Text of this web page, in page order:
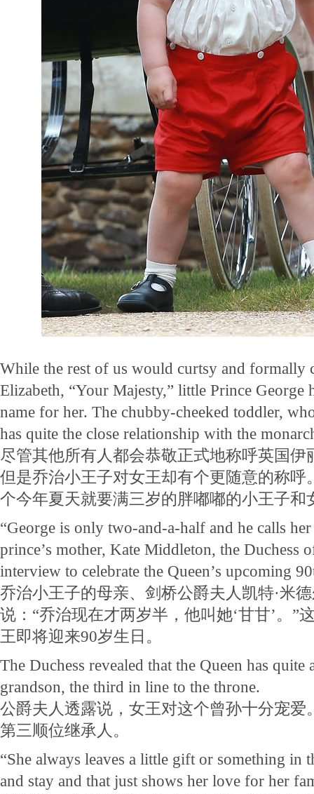
While the rest of us would curtsy and formally
Elizabeth, “Your Majesty,” little Prince George
name for her. The chubby-cheeked toddler,
has quite the close relationship with the
尽管其他所有人都会恭敬正式地称呼英国伊
但是乔治小王子对女王却有个更随意的称呼
个今年夏天就要满三岁的胖嘟嘟的小王子和
“George is only two-and-a-half and he calls her
prince’s mother, Kate Middleton, the Duchess
interview to celebrate the Queen’s upcoming
乔治小王子的母亲、剑桥公爵夫人凯特·米
说：“乔治现在才两岁半，他叫她‘甘甘’。”
王即将迎来90岁生日。
The Duchess revealed that the Queen has
grandson, the third in line to the throne.
公爵夫人透露说，女王对这个曾孙十分宠爱
第三顺位继承人。
“She always leaves a little gift or something in
and stay and that just shows her love for her